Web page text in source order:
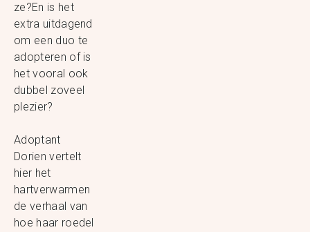
ze?En is het
extra uitdagend
om een duo te
adopteren of is
het vooral ook
dubbel zoveel
plezier?
Adoptant
Dorien vertelt
hier het
hartverwarmen
de verhaal van
hoe haar roedel